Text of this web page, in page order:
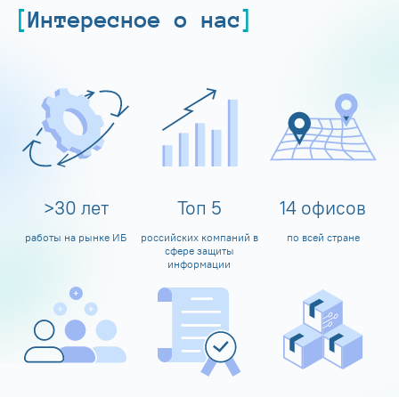
Интересное о нас
>30 лет
работы на рынке ИБ
Топ 5
российских компаний в
сфере защиты
информации
14 офисов
по всей стране